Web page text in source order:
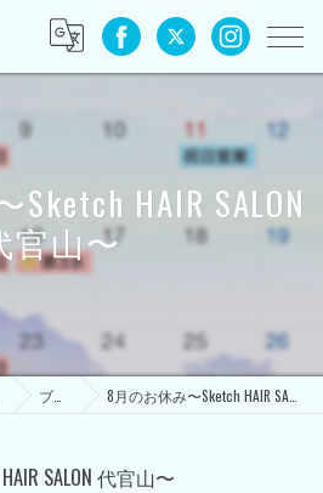
HAIR SALON
官山〜
ブログ 8月のお休み〜Sketch HAIR SALON 代官山〜
SALON 代官山〜